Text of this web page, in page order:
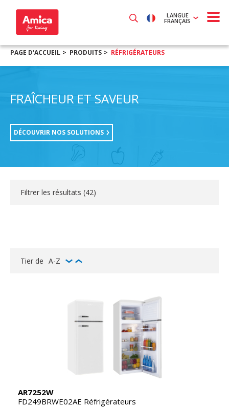
LANGUE
FRANÇAIS
PAGE D'ACCUEIL PRODUITS RÉFRIGÉRATEURS
FRAÎCHEUR ET SAVEUR
DÉCOUVRIR NOS SOLUTIONS
Filtrer les résultats (42)
Tier de A-Z
AR7252W
FD249BRWE02AE Réfrigérateurs